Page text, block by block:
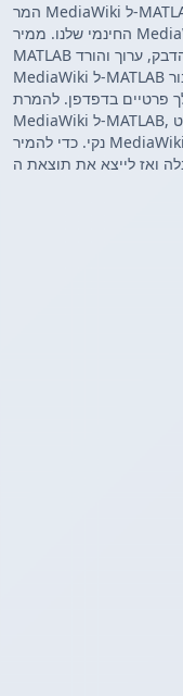
המר MediaWiki ל-MATLAB באינטרנט עם ממיר הטבלאות המקוון
החינמי שלנו. ממיר MediaWiki ל-MATLAB: המר MediaWiki ל-
MATLAB בשניות — הדבק, ערוך והורד MATLAB. צריך להמיר
MediaWiki ל-MATLAB עבור API, גיליון אלקטרוני או תיעוד? ממיר
פרטיים בדפדפן. להמרת
MediaWiki ל-MATLAB, הדבק טבלה, העלה קובץ והעתק פלט MATLAB
נקי. כדי להמיר MediaWiki ל-MATLAB באופן אמין, תוכל לסקור תחילה